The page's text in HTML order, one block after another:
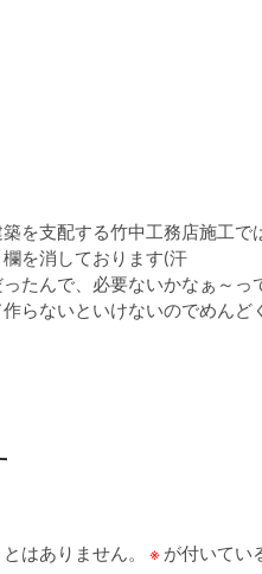
を支配する竹中工務店施工で
を消しております(汗
たんで、必要ないかなぁ～っ
らないといけないのでめんど
はありません。 ※ が付いてい